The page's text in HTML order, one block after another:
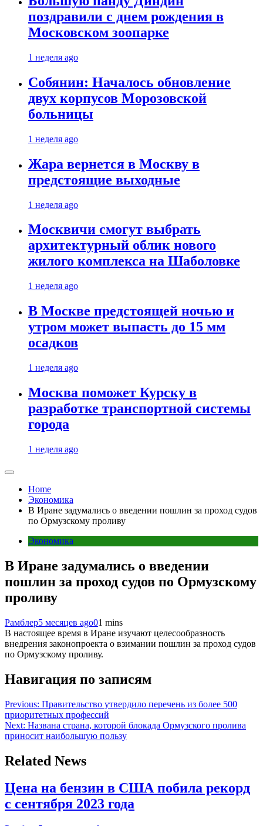
поздравили с днем рождения в
Московском зоопарке
1 неделя ago
Собянин: Началось обновление
двух корпусов Морозовской
больницы
1 неделя ago
Жара вернется в Москву в
предстоящие выходные
1 неделя ago
Москвичи смогут выбрать
архитектурный облик нового
жилого комплекса на Шаболовке
1 неделя ago
В Москве предстоящей ночью и
утром может выпасть до 15 мм
осадков
1 неделя ago
Москва поможет Курску в
разработке транспортной системы
города
1 неделя ago
Home
Экономика
В Иране задумались о введении пошлин за проход судов
по Ормузскому проливу
Экономика
В Иране задумались о введении
пошлин за проход судов по Ормузскому
проливу
Рамблер5 месяцев ago01 mins
В настоящее время в Иране изучают целесообразность
внедрения законопроекта о взимании пошлин за проход судов
по Ормузскому проливу.
Навигация по записям
Previous: Правительство утвердило перечень из более 500
приоритетных профессий
Next: Названа страна, которой блокада Ормузского пролива
приносит наибольшую пользу
Related News
Цена на бензин в США побила рекорд
с сентября 2023 года